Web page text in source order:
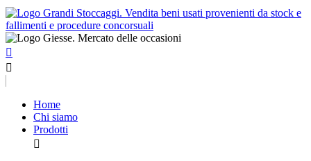
Home
Chi siamo
Prodotti